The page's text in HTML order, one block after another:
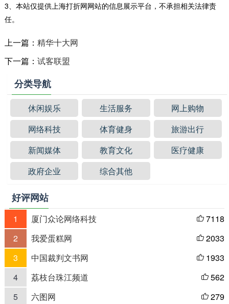
3、本站仅提供上海打折网网站的信息展示平台，不承担相关法律责
任。
上一篇： 精华十大网
下一篇： 试客联盟
分类导航
休闲娱乐 生活服务
网上购物
网络科技
体育健身
旅游出行
新闻媒体
教育文化
医疗健康
政府企业
综合其他
好评网站
1 厦门众论网络科技  7118
2
我爱蛋糕网  2033
3
中国裁判文书网  1933
4
荔枝台珠江频道  562
5
六图网  279